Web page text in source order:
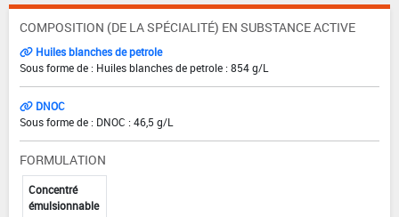
COMPOSITION (DE LA SPÉCIALITÉ) EN SUBSTANCE ACTIVE
Huiles blanches de petrole
Sous forme de : Huiles blanches de petrole : 854 g/L
DNOC
Sous forme de : DNOC : 46,5 g/L
FORMULATION
Concentré
émulsionnable